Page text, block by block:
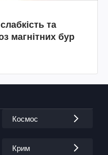
та
магнітних бур
Космос
Крим